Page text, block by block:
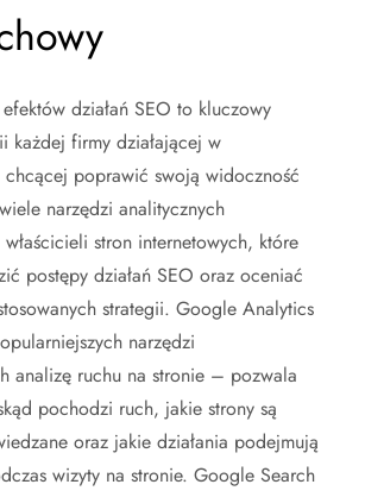
działań SEO to kluczowy
każdej firmy działającej w
poprawić swoją widoczność
narzędzi analitycznych
stron internetowych, które
postępy działań SEO oraz oceniać
strategii. Google Analytics
narzędzi
analizę ruchu na stronie – pozwala
pochodzi ruch, jakie strony są
oraz jakie działania podejmują
wizyty na stronie. Google Search